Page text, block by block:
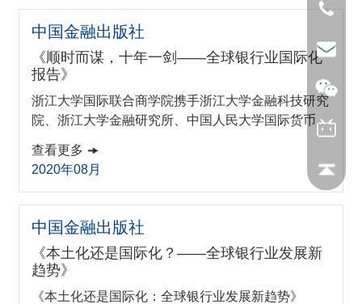
因缘，为全球银行的国际化发展提出可行性建议。书
籍购买链接：https://item.jd.com/13470748.html
中国金融出版社
《顺时而谋，十年一剑——全球银行业国际化
报告》
浙江大学国际联合商学院携手浙江大学金融科技研究
院、浙江大学金融研究所、中国人民大学国际货币研
究所、万得信息技术股份有限公司共同发布《顺时而
谋，十年一剑——全球银行业国际化报告》，此报告
为浙江大学国际联合商学院书系的开篇之作。当前世
多，政治不确定性进一步加大。一方面，自21世纪
以来，联合国的各类倡议文件中“全球化”、“全球协
作”等关键词被提及百余次，经济全球...
查看更多
2020年08月
中国金融出版社
《本土化还是国际化？——全球银行业发展新
趋势》
《本土化还是国际化：全球银行业发展新趋势》